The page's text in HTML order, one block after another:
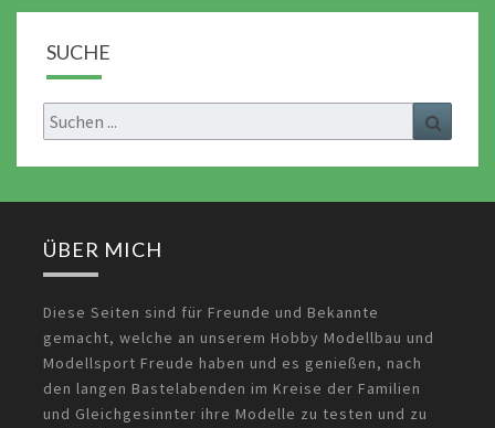
SUCHE
Search
for:
ÜBER MICH
Diese Seiten sind für Freunde und Bekannte
gemacht, welche an unserem Hobby Modellbau und
Modellsport Freude haben und es genießen, nach
den langen Bastelabenden im Kreise der Familien
und Gleichgesinnter ihre Modelle zu testen und zu